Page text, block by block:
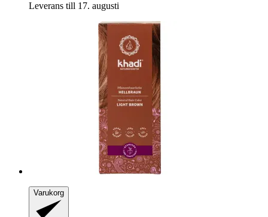
Leverans till 17. augusti
Varukorg